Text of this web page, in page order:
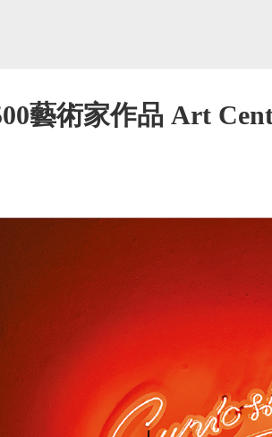
藝術家作品 Art